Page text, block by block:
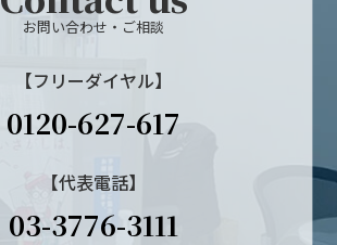
お問い合わせ・ご相談
【フリーダイヤル】
0120-627-617
【代表電話】
03-3776-3111